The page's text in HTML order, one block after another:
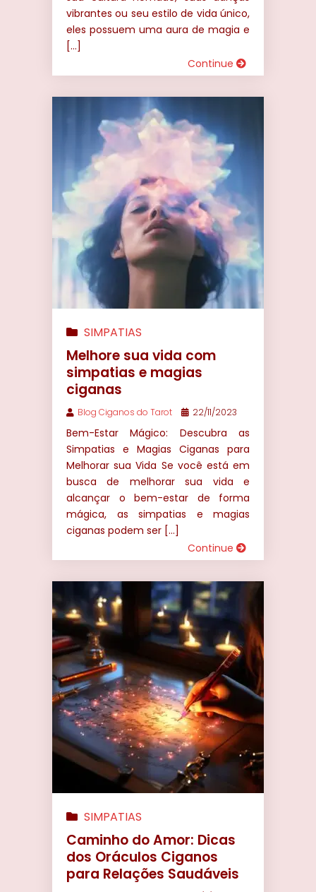
vibrantes ou seu estilo de vida único,
eles possuem uma aura de magia e
[…]
Continue
SIMPATIAS
Melhore sua vida com
simpatias e magias
ciganas
Blog Ciganos do Tarot 22/11/2023
Bem-Estar Mágico: Descubra as
Simpatias e Magias Ciganas para
Melhorar sua Vida Se você está em
busca de melhorar sua vida e
alcançar o bem-estar de forma
mágica, as simpatias e magias
ciganas podem ser […]
Continue
SIMPATIAS
Caminho do Amor: Dicas
dos Oráculos Ciganos
para Relações Saudáveis